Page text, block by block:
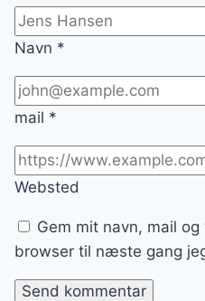
Navn *
mail *
Websted
Gem mit navn, mail
browser til næste gang